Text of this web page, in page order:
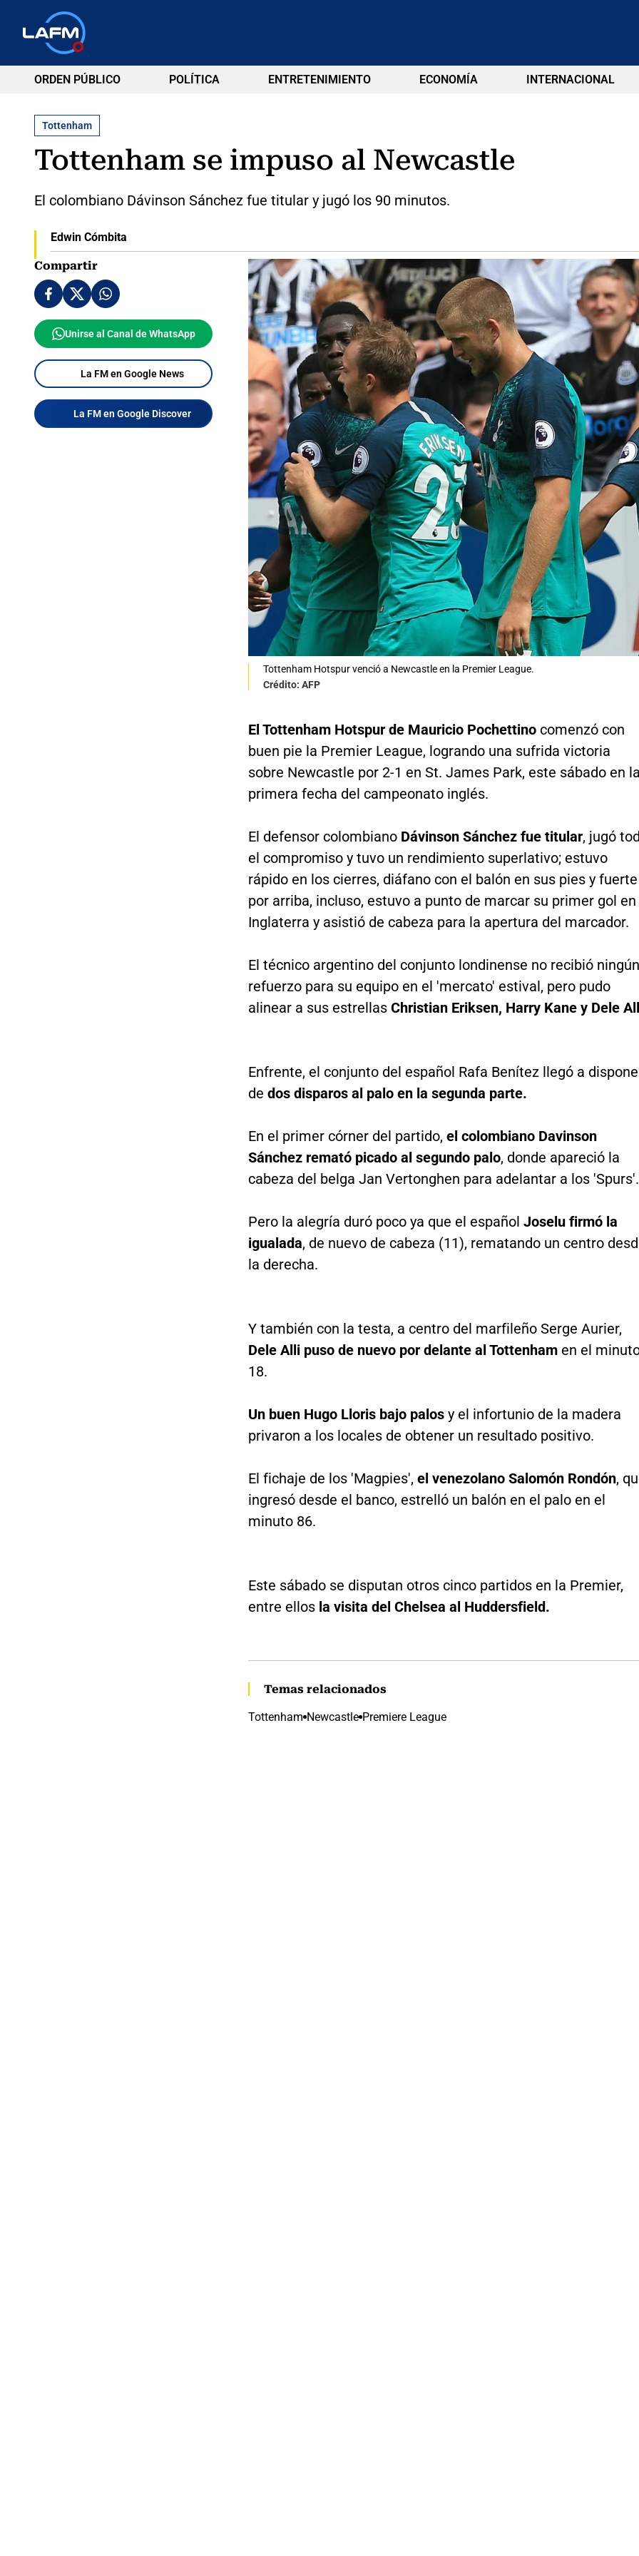
ORDEN PÚBLICO POLÍTICA ENTRETENIMIENTO ECONOMÍA INTERNACIONAL
Tottenham
Tottenham se impuso al Newcastle
El colombiano Dávinson Sánchez fue titular y jugó los 90 minutos.
Edwin Cómbita
Compartir
Unirse al Canal de WhatsApp
La FM en Google News
La FM en Google Discover
Tottenham Hotspur venció a Newcastle en la Premier League.
Crédito: AFP
El Tottenham Hotspur de Mauricio Pochettinocomenzó con
buen pie la Premier League, logrando una sufrida victoria
sobre Newcastle por 2-1 en St. James Park, este sábado en
primera fecha del campeonato inglés.
El defensor colombiano Dávinson Sánchez fue titular, jugó
el compromiso y tuvo un rendimiento superlativo; estuvo
rápido en los cierres, diáfano con el balón en sus pies y fuerte
por arriba, incluso, estuvo a punto de marcar su primer gol en
Inglaterra y asistió de cabeza para la apertura del marcador.
El técnico argentino del conjunto londinense no recibió ningún
refuerzo para su equipo en el 'mercato' estival, pero pudo
alinear a sus estrellas Christian Eriksen, Harry Kane y Dele
Enfrente, el conjunto del español Rafa Benítez llegó a
de dos disparos al palo en la segunda parte.
En el primer córner del partido, el colombiano Davinson
Sánchez remató picado al segundo palo, donde apareció la
cabeza del belga Jan Vertonghen para adelantar a los 'Spurs'.
Pero la alegría duró poco ya que el español Joselu firmó la
igualada, de nuevo de cabeza (11), rematando un centro
la derecha.
Y también con la testa, a centro del marfileño Serge Aurier,
Dele Alli puso de nuevo por delante al Tottenhamen el
18.
Un buen Hugo Lloris bajo palosy el infortunio de la madera
privaron a los locales de obtener un resultado positivo.
El fichaje de los 'Magpies', el venezolano Salomón Rondón,
ingresó desde el banco, estrelló un balón en el palo en el
minuto 86.
Este sábado se disputan otros cinco partidos en la Premier,
entre ellos la visita del Chelsea al Huddersfield.
Temas relacionados
Tottenham Newcastle Premiere League